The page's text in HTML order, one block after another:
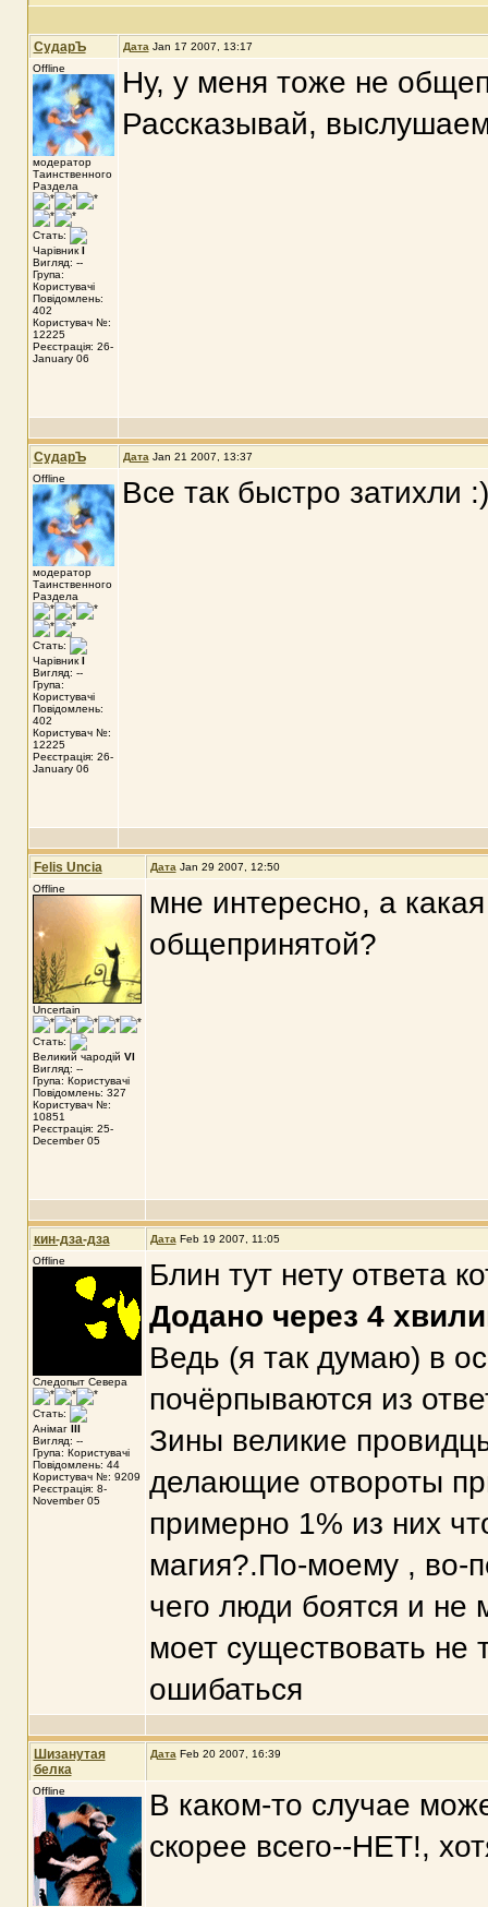
СударЪ Дата Jan 17 2007, 13:17
Offline
модератор
Таинственного
Раздела
Стать:
Чарівник I
Вигляд: --
Група:
Користувачі
Повідомлень:
402
Користувач №:
12225
Реєстрація: 26-
January 06
Ну, у меня тоже не
Рассказывай,
СударЪ Дата Jan 21 2007, 13:37
Offline
модератор
Таинственного
Раздела
Стать:
Чарівник I
Вигляд: --
Група:
Користувачі
Повідомлень:
402
Користувач №:
12225
Реєстрація: 26-
January 06
Все так быстро затихли
Felis Uncia Дата Jan 29 2007, 12:50
Offline
Uncertain
Стать:
Великий чародій VI
Вигляд: --
Група: Користувачі
Повідомлень: 327
Користувач №:
10851
Реєстрація: 25-
December 05
мне интересно, а
общепринятой?
кин-дза-дза Дата Feb 19 2007, 11:05
Offline
Следопыт Севера
Стать:
Анімаг III
Вигляд: --
Група: Користувачі
Повідомлень: 44
Користувач №: 9209
Реєстрація: 8-
November 05
Блин тут нету ответа
Додано через 4
Ведь (я так думаю) в
почёрпываются из
Зины великие
делающие отвороты
примерно 1% из них
магия?.По-моему , во-
чего люди боятся и не
моет существовать не
ошибаться
Шизанутая
белка
Дата Feb 20 2007, 16:39
Offline
В каком-то случае
скорее всего--НЕТ!,